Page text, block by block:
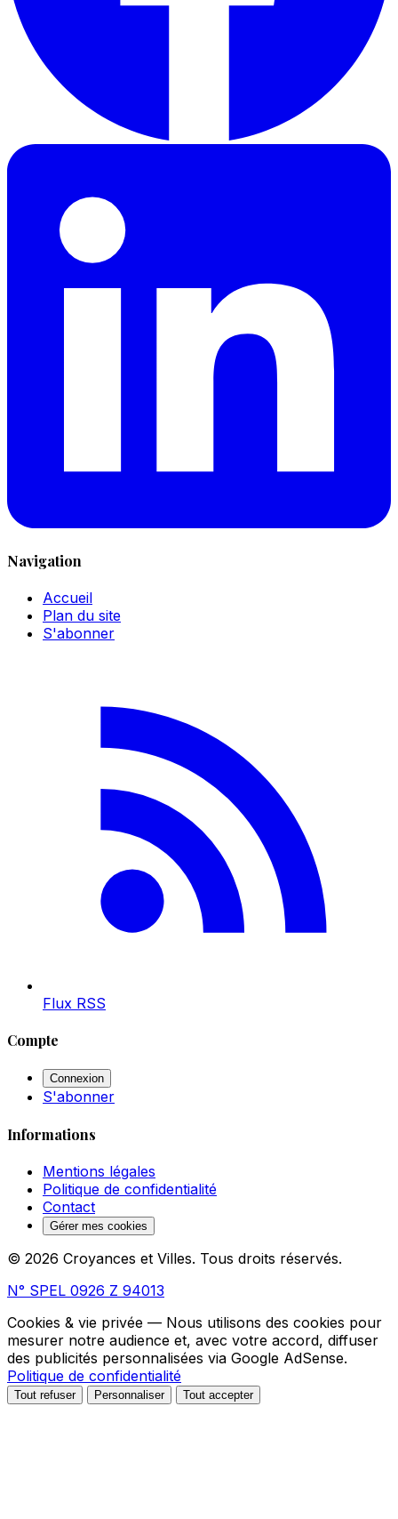
Navigation
Accueil
Plan du site
S'abonner
Flux RSS
Compte
Connexion
S'abonner
Informations
Mentions légales
Politique de confidentialité
Contact
Gérer mes cookies
© 2026 Croyances et Villes. Tous droits réservés.
N° SPEL 0926 Z 94013
Cookies & vie privée — Nous utilisons des cookies pour
mesurer notre audience et, avec votre accord, diffuser
des publicités personnalisées via Google AdSense.
Politique de confidentialité
Tout refuser Personnaliser Tout accepter